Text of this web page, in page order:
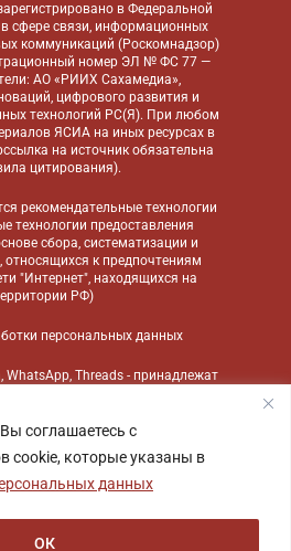
соглашаетесь с
cookie, которые указаны в
данных
ОК
в Федеральной
сфере связи, информационных
коммуникаций (Роскомнадзор)
номер ЭЛ № ФС 77 —
АО «РИИХ Сахамедиа»,
цифрового развития и
технологий РС(Я). При любом
ЯСИА на иных ресурсах в
на источник обязательна
цитирования).
рекомендательные технологии
технологии предоставления
сбора, систематизации и
относящихся к предпочтениям
"Интернет", находящихся на
РФ)
персональных данных
WhatsApp, Threads - принадлежат